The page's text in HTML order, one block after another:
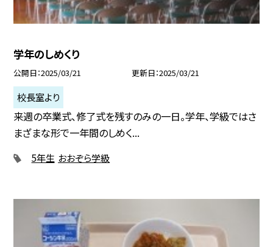
学年のしめくり
公開日 2025/03/21 更新日 2025/03/21
校長室より
来週の卒業式、修了式を残すのみの一日。学年、学級ではさ
まざまな形で一年間のしめく...
5年生 おおぞら学級